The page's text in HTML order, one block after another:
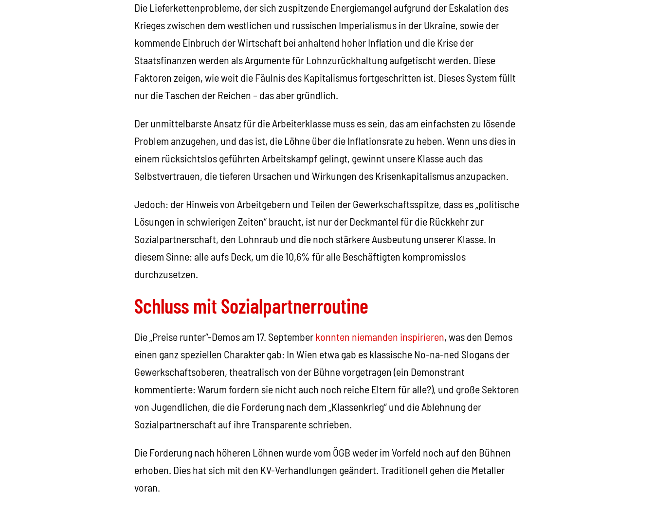
Die Lieferkettenprobleme, der sich zuspitzende Energiemangel aufgrund der Eskalation des
Krieges zwischen dem westlichen und russischen Imperialismus in der Ukraine, sowie der
kommende Einbruch der Wirtschaft bei anhaltend hoher Inflation und die Krise der
Staatsfinanzen werden als Argumente für Lohnzurückhaltung aufgetischt werden. Diese
Faktoren zeigen, wie weit die Fäulnis des Kapitalismus fortgeschritten ist. Dieses System füllt
nur die Taschen der Reichen – das aber gründlich.
Der unmittelbarste Ansatz für die Arbeiterklasse muss es sein, das am einfachsten zu lösende
Problem anzugehen, und das ist, die Löhne über die Inflationsrate zu heben. Wenn uns dies in
einem rücksichtslos geführten Arbeitskampf gelingt, gewinnt unsere Klasse auch das
Selbstvertrauen, die tieferen Ursachen und Wirkungen des Krisenkapitalismus anzupacken.
Jedoch: der Hinweis von Arbeitgebern und Teilen der Gewerkschaftsspitze, dass es „politische
Lösungen in schwierigen Zeiten“ braucht, ist nur der Deckmantel für die Rückkehr zur
Sozialpartnerschaft, den Lohnraub und die noch stärkere Ausbeutung unserer Klasse. In
diesem Sinne: alle aufs Deck, um die 10,6% für alle Beschäftigten kompromisslos
durchzusetzen.
Schluss mit Sozialpartnerroutine
Die „Preise runter“-Demos am 17. Septemberkonnten niemanden inspirieren, was den Demos
einen ganz speziellen Charakter gab: In Wien etwa gab es klassische No-na-ned Slogans der
Gewerkschaftsoberen, theatralisch von der Bühne vorgetragen (ein Demonstrant
kommentierte: Warum fordern sie nicht auch noch reiche Eltern für alle?), und große Sektoren
von Jugendlichen, die die Forderung nach dem „Klassenkrieg“ und die Ablehnung der
Sozialpartnerschaft auf ihre Transparente schrieben.
Die Forderung nach höheren Löhnen wurde vom ÖGB weder im Vorfeld noch auf den Bühnen
erhoben. Dies hat sich mit den KV-Verhandlungen geändert. Traditionell gehen die Metaller
voran.